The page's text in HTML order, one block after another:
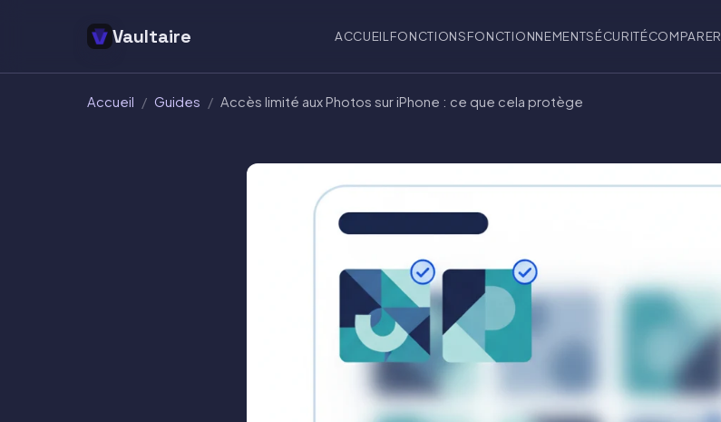
Vaultaire ACCUEIL FONCTIONSFONCTIONNEMENTSÉCURITÉCOMPARER
Accueil / Guides / Accès limité aux Photos sur iPhone : ce que cela protège